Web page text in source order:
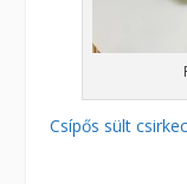
Csípős sült